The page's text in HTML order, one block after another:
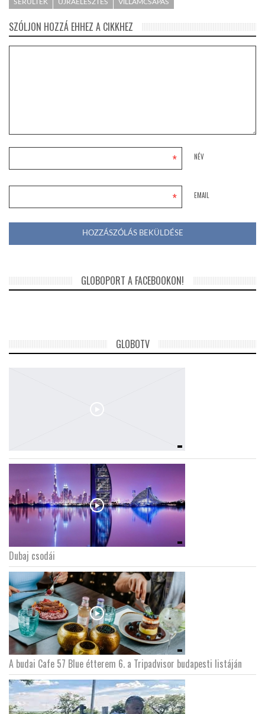
SÉRÜLTEK ÚJRAÉLESZTÉS VILLÁMCSAPÁS
SZÓLJON HOZZÁ EHHEZ A CIKKHEZ
NÉV
*
EMAIL
*
GLOBOPORT A FACEBOOKON!
GLOBOTV
Dubaj csodái
A budai Cafe 57 Blue étterem 6. a Tripadvisor budapesti listáján